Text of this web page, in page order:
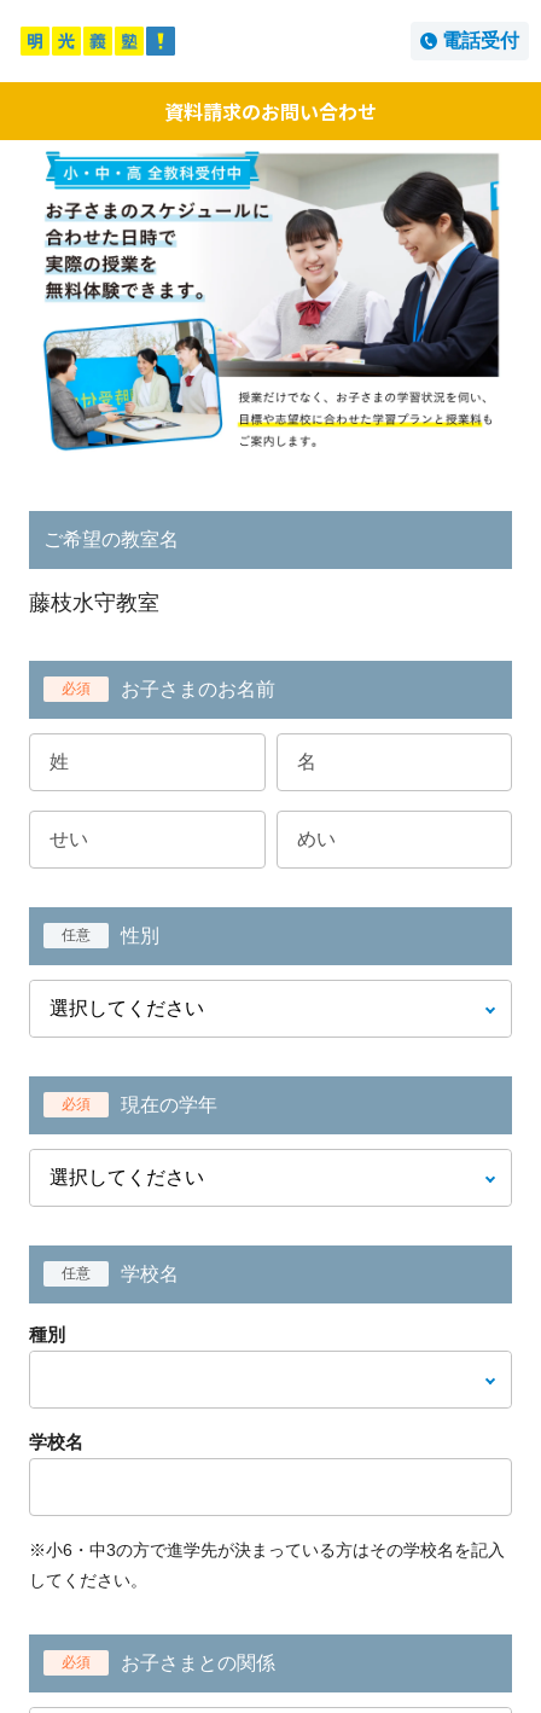
電話受付
資料請求のお問い合わせ
ご希望の教室名
藤枝水守教室
必須 お子さまのお名前
任意 性別
必須 現在の学年
任意 学校名
種別
学校名
※小6・中3の方で進学先が決まっている方はその学校名を記入
してください。
必須 お子さまとの関係